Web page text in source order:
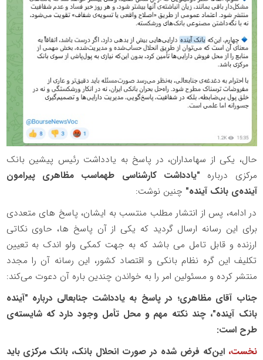
حال، یکی از سهامداران، در پاسخ به یادداشت رئیس پیشین بانک
مرکزی درباره "یادداشت کارشناسی طهماسب مظاهری پیرامون
آینده‌ی بانک آینده" چنین نوشت:
در ادامه، پس از انتشار مطلب منتسب به ایشان، پاسخ های متعددی
برای این رسانه ارسال گردید که یکی از آن پاسخ ها، حاوی نکاتی
ارزنده و قابل تامل می باشد که به جهت کمکی ولو اندک به تعیین
تکلیف این گره نظام بانکی و اقتصاد کشور، این رسانه آن را مجدد
منتشر کرده و مسئولین امر را به خواندن چندین باره آن دعوت می‌کند:
جناب آقای مظاهری؛ در پاسخ به یادداشت جنابعالی درباره "آینده
بانک آینده"، چند نکته مهم و محل تأمل وجود دارد که شایسته‌ی
طرح است:
نخست، این‌که فرض شده در صورت انحلال بانک، بانک مرکزی باید